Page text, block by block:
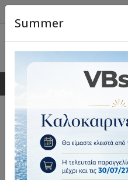
Φωτεινοί
& Κυκλοφορίας
Summer